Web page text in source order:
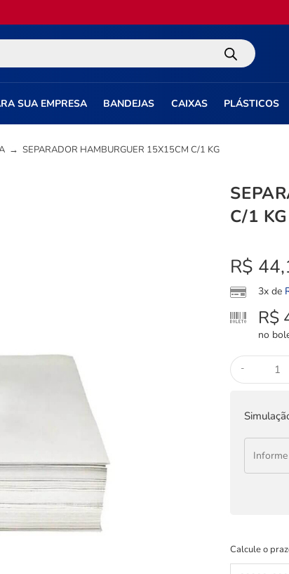
SUA EMPRESA BANDEJAS CAIXAS PLÁSTICOS
→ SEPARADOR HAMBURGUER 15X15CM C/1 KG
C/1 KG
R$
3x de
R$
no
-
Calcule o